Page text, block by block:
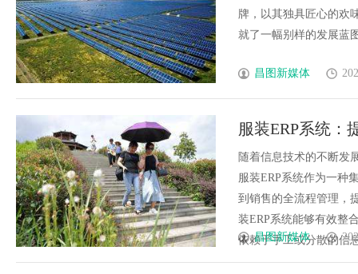
牌，以其独具匠心的欢
就了一幅别样的发展蓝
昌图新媒体
服装ERP系统：
随着信息技术的不断发
服装ERP系统作为一种
到销售的全流程管理，
装ERP系统能够有效整
依赖于手工或分散的信
昌图新媒体